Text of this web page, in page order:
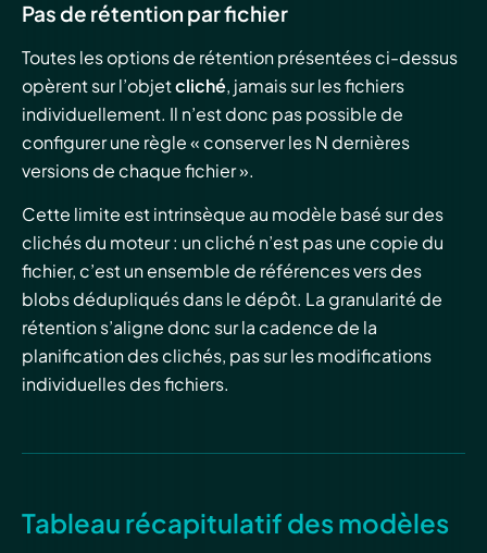
Pas de rétention par fichier
Toutes les options de rétention présentées ci-dessus
opèrent sur l’objetcliché, jamais sur les fichiers
individuellement. Il n’est donc pas possible de
configurer une règle « conserver les N dernières
versions de chaque fichier ».
Cette limite est intrinsèque au modèle basé sur des
clichés du moteur : un cliché n’est pas une copie du
fichier, c’est un ensemble de références vers des
blobs dédupliqués dans le dépôt. La granularité de
rétention s’aligne donc sur la cadence de la
planification des clichés, pas sur les modifications
individuelles des fichiers.
Tableau récapitulatif des modèles